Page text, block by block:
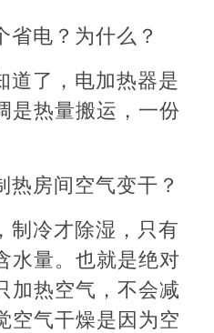
家
省电？为什么？
道了，电加热器是
是热量搬运，一份
房间空气变干？
制冷才除湿，只有
水量。也就是绝对
加热空气，不会减
空气干燥是因为空